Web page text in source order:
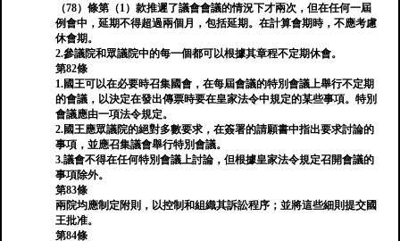
（78）條第（1）款推遲了議會會議的情況下才兩次，但在任何一屆
例會中，延期不得超過兩個月，包括延期。在計算會期時，不應考慮
休會期。
2.參議院和眾議院中的每一個都可以根據其章程不定期休會。
第82條
1.國王可以在必要時召集國會，在每屆會議的特別會議上舉行不定期
的會議，以決定在發出傳票時要在皇家法令中規定的某些事項。特別
會議應由一項法令規定。
2.國王應眾議院的絕對多數要求，在簽署的請願書中指出要求討論的
事項，並應召集議會舉行特別會議。
3.議會不得在任何特別會議上討論，但根據皇家法令規定召開會議的
事項除外。
第83條
兩院均應制定附則，以控制和組織其訴訟程序；並將這些細則提交國
王批准。
第84條